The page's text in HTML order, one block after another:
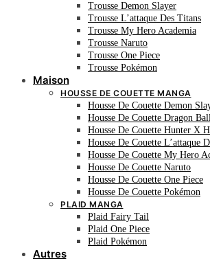
Trousse Demon Slayer
Trousse L’attaque Des Titans
Trousse My Hero Academia
Trousse Naruto
Trousse One Piece
Trousse Pokémon
Maison
HOUSSE DE COUETTE MANGA
Housse De Couette Demon
Housse De Couette Dragon
Housse De Couette Hunter X
Housse De Couette L’attaque
Housse De Couette My Hero
Housse De Couette Naruto
Housse De Couette One Piece
Housse De Couette Pokémon
PLAID MANGA
Plaid Fairy Tail
Plaid One Piece
Plaid Pokémon
Autres